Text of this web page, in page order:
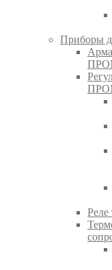
Приборы